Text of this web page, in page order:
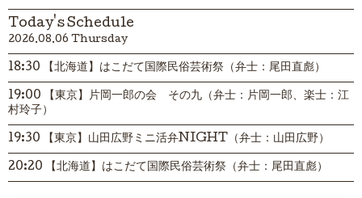
Today's Schedule
2026.08.06 Thursday
18:30 【北海道】はこだて国際民俗芸術祭（弁士：尾田直彪）
19:00 【東京】片岡一郎の会 その九（弁士：片岡一郎、楽士：江
村玲子）
19:30 【東京】山田広野ミニ活弁NIGHT（弁士：山田広野）
20:20 【北海道】はこだて国際民俗芸術祭（弁士：尾田直彪）